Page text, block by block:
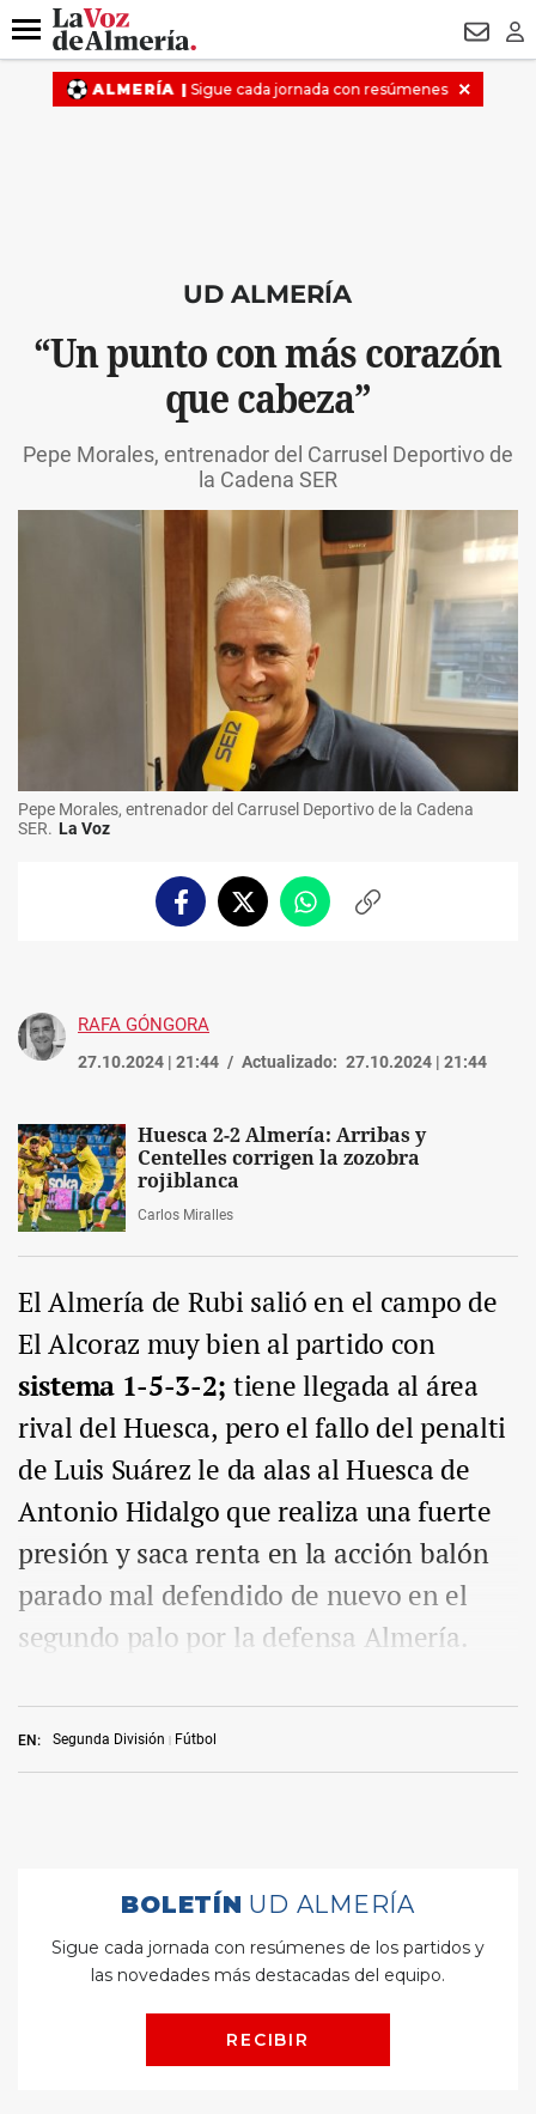
DESTACADO
Menú
UD ALMERÍA
“Un punto con más corazón
que cabeza”
Pepe Morales, entrenador del Carrusel Deportivo de
la Cadena SER
Pepe Morales, entrenador del Carrusel Deportivo de la Cadena
SER. La Voz
FacebookTwitterWhatsappCopiar
RAFA GÓNGORA
27.10.2024 | 21:44 Actualizado: 27.10.2024 | 21:44
EN: Segunda División Fútbol
Huesca 2-2 Almería: Arribas y
Centelles corrigen la zozobra
rojiblanca
Carlos Miralles
El Almería de Rubi salió en el campo de
El Alcoraz muy bien al partido con
sistema 1-5-3-2; tiene llegada al área
rival del Huesca, pero el fallo del penalti
de Luis Suárez le da alas al Huesca de
Antonio Hidalgo que realiza una fuerte
presión y saca renta en la acción balón
parado mal defendido de nuevo en el
segundo palo por la defensa Almería.